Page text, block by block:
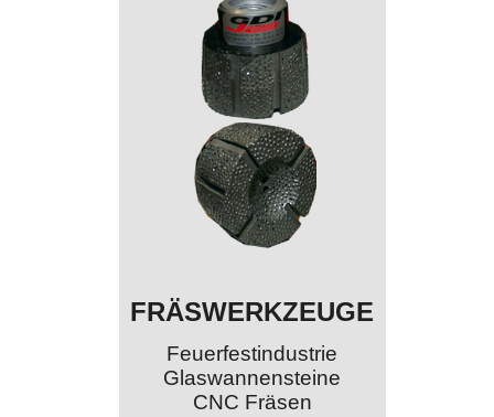
FRÄSWERKZEUGE
Feuerfestindustrie
Glaswannensteine
CNC Fräsen